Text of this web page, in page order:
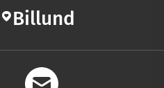
Billund